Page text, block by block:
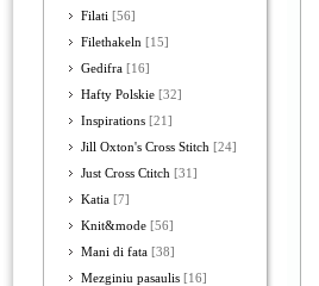
Filati [56]
Filethakeln [15]
Gedifra [16]
Hafty Polskie [32]
Inspirations [21]
Jill Oxton's Cross Stitch [24]
Just Cross Ctitch [31]
Katia [7]
Knit&mode [56]
Mani di fata [38]
Mezginiu pasaulis [16]